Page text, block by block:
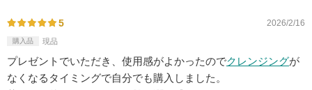
5 2026/2/16
購入品 現品
プレゼントでいただき、使用感がよかったのでクレンジングが
なくなるタイミングで自分でも購入しました。